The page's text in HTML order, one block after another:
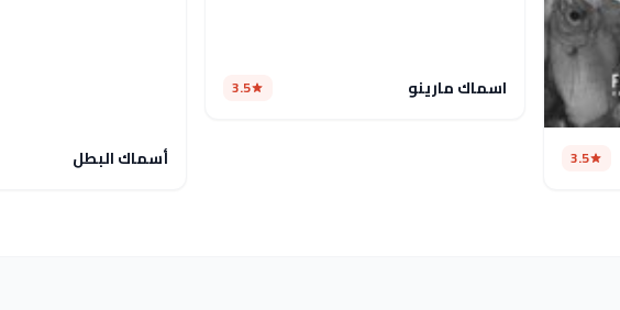
3.5
اسماك مارينو 3.5
أسماك البطل